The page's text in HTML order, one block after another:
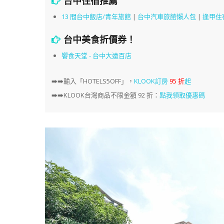
13 間台中飯店/青年旅館 | 台中汽車旅館懶人包 |逢甲住
台中美食折價券！
饗食天堂 - 台中大遠百店
➡️➡️輸入「HOTELS5OFF」，KLOOK訂房95 折起
➡️➡️KLOOK台灣商品不限金額 92 折：點我領取優惠碼